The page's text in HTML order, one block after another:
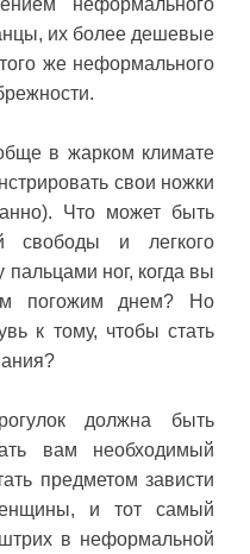
неформального
их более дешевые
же неформального
в жарком климате
свои ножки
Что может быть
свободы и легкого
пальцами ног, когда вы
погожим днем? Но
к тому, чтобы стать
должна быть
вам необходимый
предметом зависти
и тот самый
в неформальной